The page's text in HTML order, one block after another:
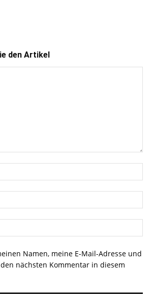
den Artikel
Namen, meine E-Mail-Adresse und
nächsten Kommentar in diesem